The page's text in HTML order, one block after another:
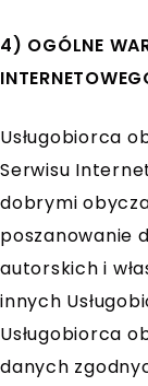
4) OGÓLNE
Usługobiorca
Serwisu
dobrymi
poszanowanie
autorskich i
innych
Usługobiorca
danych